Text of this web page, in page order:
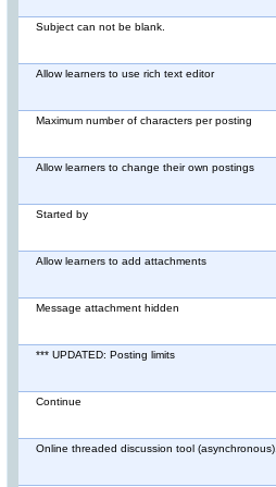
Subject can not be blank.
Allow learners to use rich text editor
Maximum number of characters per posting
Allow learners to change their own postings
Started by
Allow learners to add attachments
Message attachment hidden
*** UPDATED: Posting limits
Continue
Online threaded discussion tool (asynchronous).